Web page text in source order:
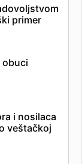
primer
obuci
i nosilaca
veštačkoj